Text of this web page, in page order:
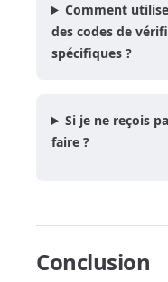
Comment
des codes de
spécifiques ?
Si je ne reçois
faire ?
Conclusion